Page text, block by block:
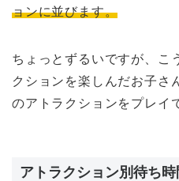
ョンに並びます。
ちょっとずるいですが、こ
クションを楽しんだお子さ
のアトラクションをプレイ
アトラクション別待ち時